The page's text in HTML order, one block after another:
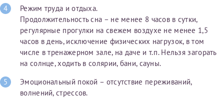
Режим труда и отдыха.
Продолжительность сна – не менее 8 часов в сутки,
регулярные прогулки на свежем воздухе не менее 1,5
часов в день, исключение физических нагрузок, в том
числе в тренажерном зале, на даче и т.п. Нельзя загорать
на солнце, ходить в солярии, бани, сауны.
Эмоциональный покой – отсутствие переживаний,
волнений, стрессов.